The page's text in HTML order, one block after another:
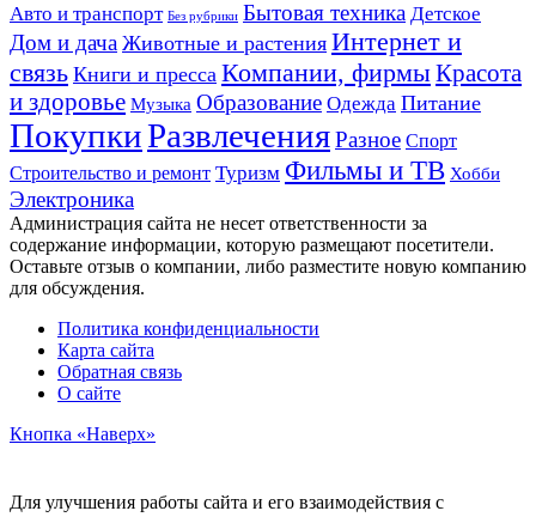
Авто и транспорт Без рубрики Бытовая техника Детское
Дом и дача Животные и растения Интернет и
связь Книги и пресса Компании, фирмыКрасота
и здоровье Музыка Образование Одежда Питание
ПокупкиРазвлеченияРазное Спорт
Строительство и ремонт Туризм Фильмы и ТВ Хобби
Электроника
Администрация сайта не несет ответственности за
содержание информации, которую размещают посетители.
Оставьте отзыв о компании, либо разместите новую компанию
для обсуждения.
Политика конфиденциальности
Карта сайта
Обратная связь
О сайте
Кнопка «Наверх»
Для улучшения работы сайта и его взаимодействия с